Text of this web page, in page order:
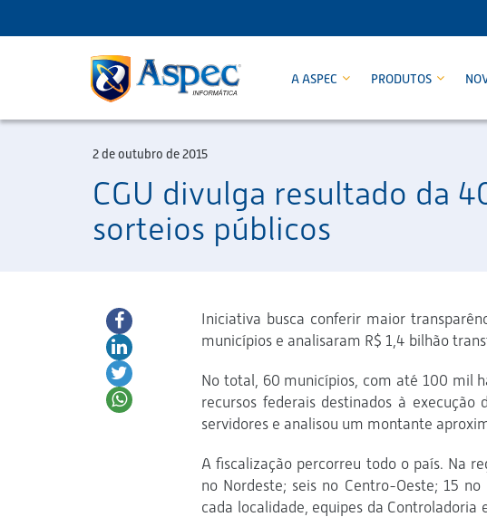
A ASPEC PRODUTOS
2 de outubro de 2015
CGU divulga resultado da
sorteios públicos
Iniciativa busca conferir maior
municípios e analisaram R$ 1,4 bilhão
No total, 60 municípios, com até 100 mil
recursos federais destinados à
servidores e analisou um montante
A fiscalização percorreu todo o país. Na
no Nordeste; seis no Centro-Oeste; 15
cada localidade, equipes da